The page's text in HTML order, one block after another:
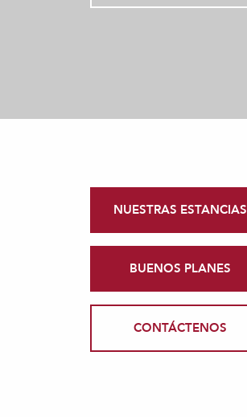
NUESTRAS ESTANCIAS
BUENOS PLANES
CONTÁCTENOS